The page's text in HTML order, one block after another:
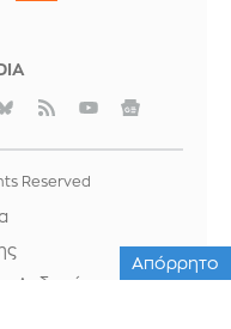
Reserved
Δεδομένων
Απόρρητο